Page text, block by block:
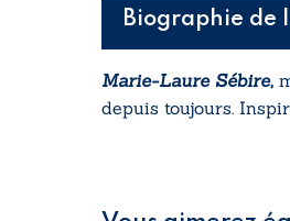
Biographie de
Marie-Laure Sébire,
depuis toujours.